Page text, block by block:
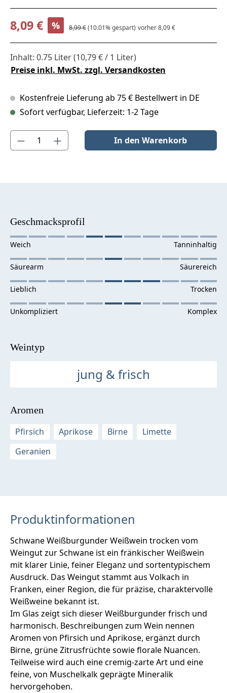
Verkaufspreis:
8,09 € % Regulärer Preis:
8,99 €(10.01% gespart) vorher 8,09 €
Inhalt: 0.75 Liter(10,79 € / 1 Liter)
Preise inkl. MwSt. zzgl. Versandkosten
Kostenfreie Lieferung ab 75 € Bestellwert in DE
Sofort verfügbar, Lieferzeit: 1-2 Tage
Produkt Anzahl: Gib den gewünschten Wert ein oder benutze
In den Warenkorb
Geschmacksprofil
Weintyp
jung & frisch
Aromen
Pfirsich
Aprikose Birne
Limette
Geranien
Produktinformationen
Schwane Weißburgunder Weißwein trocken vom
Weingut zur Schwane ist ein fränkischer Weißwein
mit klarer Linie, feiner Eleganz und sortentypischem
Ausdruck. Das Weingut stammt aus Volkach in
Franken, einer Region, die für präzise, charaktervolle
Weißweine bekannt ist.
Im Glas zeigt sich dieser Weißburgunder frisch und
harmonisch. Beschreibungen zum Wein nennen
Aromen von Pfirsich und Aprikose, ergänzt durch
Birne, grüne Zitrusfrüchte sowie florale Nuancen.
Teilweise wird auch eine cremig-zarte Art und eine
feine, von Muschelkalk geprägte Mineralik
hervorgehoben.